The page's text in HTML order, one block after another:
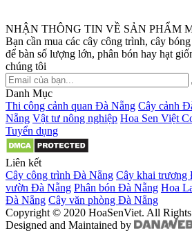
NHẬN THÔNG TIN VỀ SẢN PHẨM
Bạn cần mua các cây công trình, cây
để bàn số lượng lớn, phân bón hay hạt
chúng tôi
Danh Mục
Thi công cảnh quan Đà Nẵng Cây cảnh
Nẵng Vật tư nông nghiệp Hoa Sen Việt
Tuyển dụng
Liên kết
Cây công trình Đà Nẵng Cây khai trương
vườn Đà Nẵng Phân bón Đà Nẵng Hoa
Đà Nẵng Cây văn phòng Đà Nẵng
Copyright © 2020 HoaSenViet. All Rights
Designed and Maintained by